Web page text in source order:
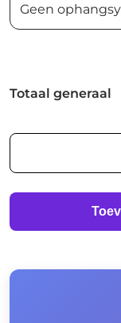
Totaal generaal
Eiffeltoren
aantal